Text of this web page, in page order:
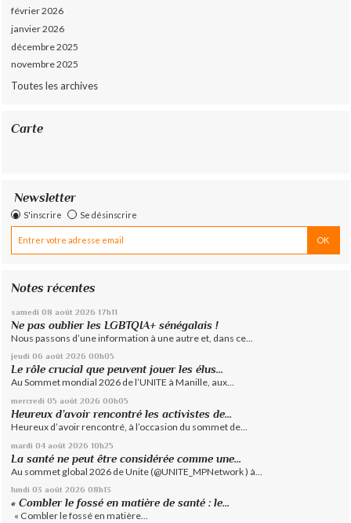
février 2026
janvier 2026
décembre 2025
novembre 2025
Toutes les archives
Carte
Newsletter
S'inscrire Se désinscrire
Notes récentes
samedi 08 août 2026 17h11
Ne pas oublier les LGBTQIA+ sénégalais !
Nous passons d’une information à une autre et, dans ce...
jeudi 06 août 2026 00h05
Le rôle crucial que peuvent jouer les élus...
Au Sommet mondial 2026 de l’UNITE à Manille, aux...
mercredi 05 août 2026 00h05
Heureux d’avoir rencontré les activistes de...
Heureux d’avoir rencontré, à l’occasion du sommet de...
mardi 04 août 2026 10h25
La santé ne peut être considérée comme une...
Au sommet global 2026 de Unite (@UNITE_MPNetwork ) à...
lundi 03 août 2026 08h13
« Combler le fossé en matière de santé : le...
« Combler le fossé en matière...